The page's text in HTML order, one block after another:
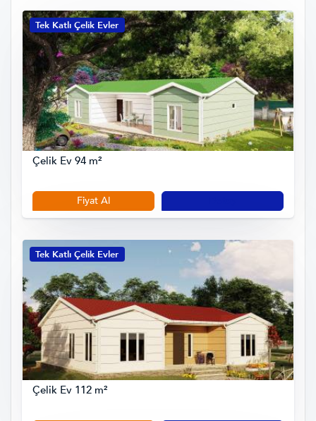
Tek Katlı Çelik Evler
Çelik Ev 94 m²
Fiyat Al
Tek Katlı Çelik Evler
Çelik Ev 112 m²